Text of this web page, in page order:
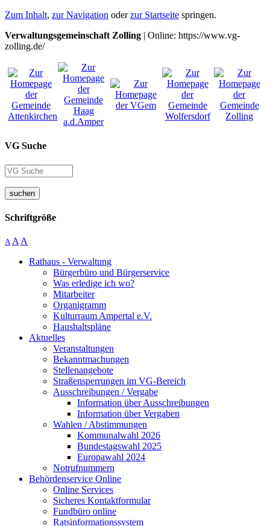
Zum Inhalt, zur Navigation oderzur Startseite springen.
Verwaltungsgemeinschaft Zolling | Online: https://www.vg-
zolling.de/
VG Suche
suchen
Schriftgröße
A A A
Rathaus - Verwaltung
Bürgerbüro und Bürgerservice
Was erledige ich wo?
Mitarbeiter
Organigramm
Kulturraum Ampertal e.V.
Haushaltspläne
Aktuelles
Veranstaltungen
Bekanntmachungen
Stellenangebote
Straßensperrungen im VG-Bereich
Ausschreibungen / Vergabe
Information über Ausschreibungen
Information über Vergaben
Wahlen / Abstimmungen
Kommunalwahl 2026
Bundestagswahl 2025
Europawahl 2024
Notrufnummern
Behördenservice Online
Online Services
Sicheres Kontaktformular
Fundbüro online
Ratsinformationssystem